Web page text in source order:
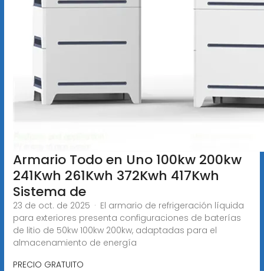
Armario Todo en Uno 100kw 200kw
241Kwh 261Kwh 372Kwh 417Kwh
Sistema de
23 de oct. de 2025 · El armario de refrigeración líquida
para exteriores presenta configuraciones de baterías
de litio de 50kw 100kw 200kw, adaptadas para el
almacenamiento de energía
PRECIO GRATUITO